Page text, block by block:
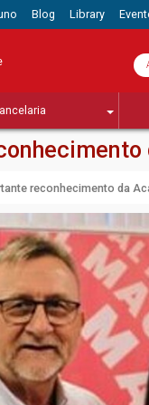
Blog Library
reconhecimento da